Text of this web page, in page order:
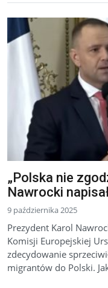
„Polska nie
Nawrocki
9 października 2025
Prezydent Karol
Komisji Europejskiej
zdecydowanie
migrantów do Polski.